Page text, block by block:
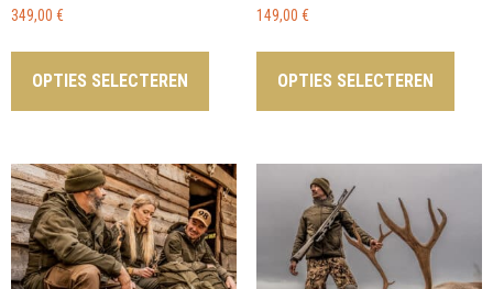
349,00 €
OPTIES SELECTEREN
149,00 €
OPTIES SELECTEREN